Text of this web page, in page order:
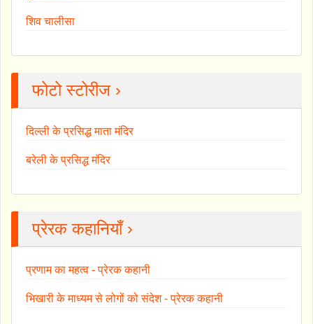
शिव चालीसा
फोटो स्टोरीज ›
दिल्ली के प्रसिद्ध माता मंदिर
बरेली के प्रसिद्ध मंदिर
प्रेरक कहानियाँ ›
प्रणाम का महत्व - प्रेरक कहानी
भिखारी के माध्यम से लोगों को संदेश - प्रेरक कहानी